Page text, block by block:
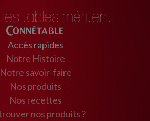
Accès rapides
Notre Histoire
Notre savoir-faire
Nos produits
Nos recettes
nos produits ?
les tables méritent
Connétable